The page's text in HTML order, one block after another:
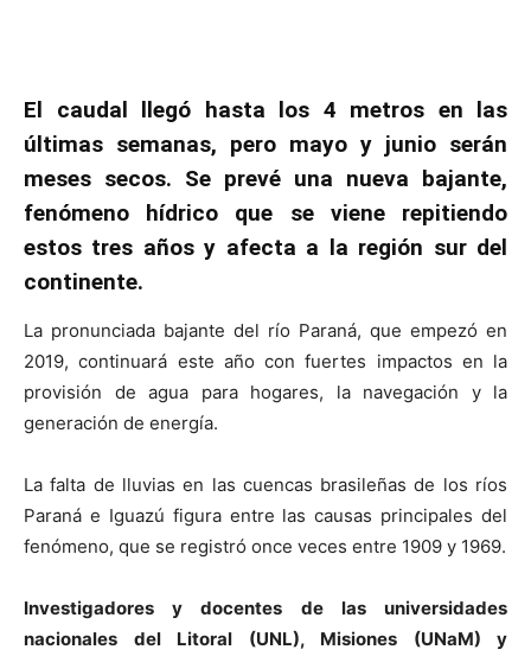
El caudal llegó hasta los 4 metros en las
últimas semanas, pero mayo y junio serán
meses secos. Se prevé una nueva bajante,
fenómeno hídrico que se viene repitiendo
estos tres años y afecta a la región sur del
continente.
La pronunciada bajante del río Paraná, que empezó en
2019, continuará este año con fuertes impactos en la
provisión de agua para hogares, la navegación y la
generación de energía.
La falta de lluvias en las cuencas brasileñas de los ríos
Paraná e Iguazú figura entre las causas principales del
fenómeno, que se registró once veces entre 1909 y 1969.
Investigadores y docentes de las universidades
nacionales del Litoral (UNL), Misiones (UNaM) y